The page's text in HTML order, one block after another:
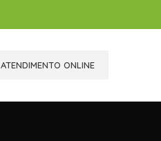
ATENDIMENTO ONLINE